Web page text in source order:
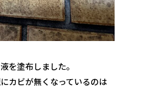
を塗布しました。
カビが無くなっているのは